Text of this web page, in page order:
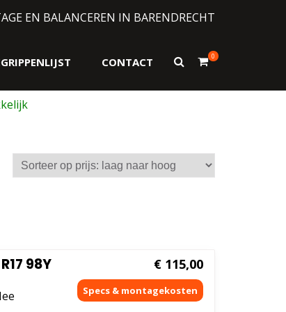
EN BALANCEREN IN BARENDRECHT
CONTACT
Toon
0
98Y € 115,00